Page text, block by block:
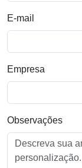
E-mail
Empresa
Observações